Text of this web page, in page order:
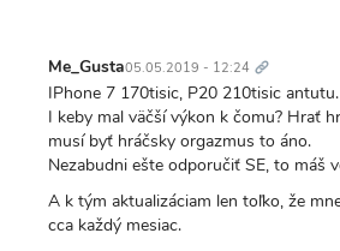
Me_Gusta05.05.2019 - 12:24 odkaz
IPhone 7 170tisic, P20 210tisic antutu.
I keby mal väčší výkon k čomu? Hrať
musí byť hráčsky orgazmus to áno.
Nezabudni ešte odporučiť SE, to máš
A k tým aktualizáciam len toľko, že
cca každý mesiac.